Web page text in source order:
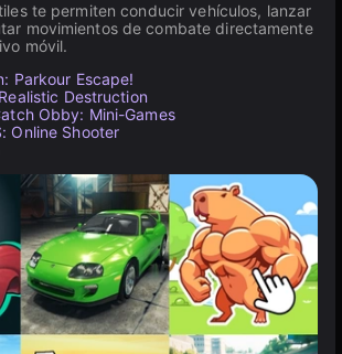
te permiten conducir vehículos, lanzar
movimientos de combate directamente
móvil.
Parkour Escape!
Destruction
Obby: Mini-Games
Online Shooter